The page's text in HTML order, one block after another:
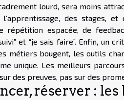
lourd, sera moins
des stages,
répétition espacée, de
et “je sais faire”. Enfin, un
métiers bougent, les outils
unique. Les meilleurs
des preuves, pas sur des
réserver : les